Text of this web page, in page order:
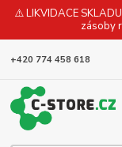
⚠️ LIKVIDACE
zásoby
+420 774 458 618